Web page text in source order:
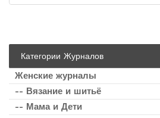
Категории Журналов
Женские журналы
-- Вязание и шитьё
-- Мама и Дети